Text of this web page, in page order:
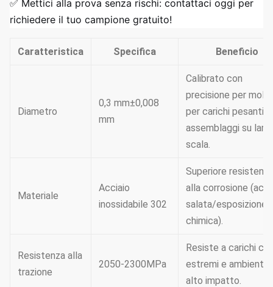
✅ Mettici alla prova senza rischi: contattaci oggi per
richiedere il tuo campione gratuito!
Caratteristica Specifica Beneficio
Diametro
0,3 mm±0,008
mm
Calibrato con
precisione per molle
per carichi pesanti e
assemblaggi su
scala.
Materiale
Acciaio
inossidabile 302
Superiore resistenza
alla corrosione
salata/esposizione
chimica).
Resistenza alla
trazione
2050-2300MPa
Resiste a carichi
estremi e ambienti
alto impatto.